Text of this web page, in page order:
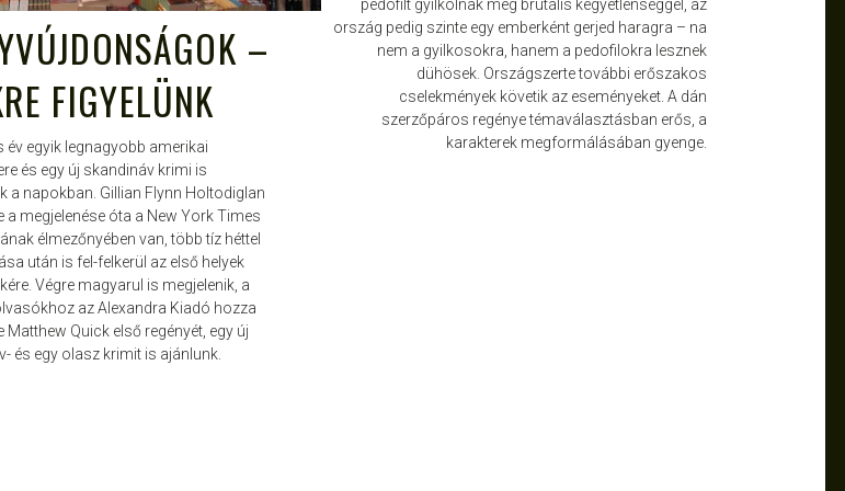
pedofilt gyilkolnak meg brutális kegyetlenséggel, az
ország pedig szinte egy emberként gerjed haragra – na
nem a gyilkosokra, hanem a pedofilokra lesznek
dühösek. Országszerte további erőszakos
cselekmények követik az eseményeket. A dán
szerzőpáros regénye témaválasztásban erős, a
karakterek megformálásában gyenge.
–
FIGYELÜNK
év egyik legnagyobb amerikai
és egy új skandináv krimi is
a napokban. Gillian Flynn Holtodiglan
a megjelenése óta a New York Times
élmezőnyében van, több tíz héttel
után is fel-felkerül az első helyek
Végre magyarul is megjelenik, a
az Alexandra Kiadó hozza
Matthew Quick első regényét, egy új
és egy olasz krimit is ajánlunk.